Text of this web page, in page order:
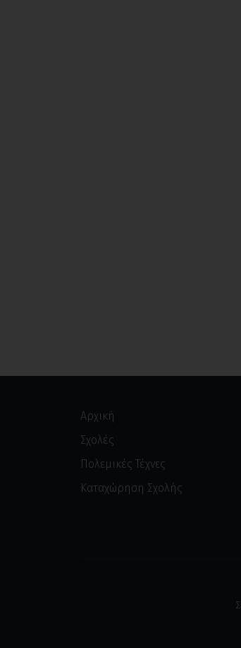
Αρχική
Σχολές
Πολεμικές Τέχνες
Καταχώρηση Σχολής